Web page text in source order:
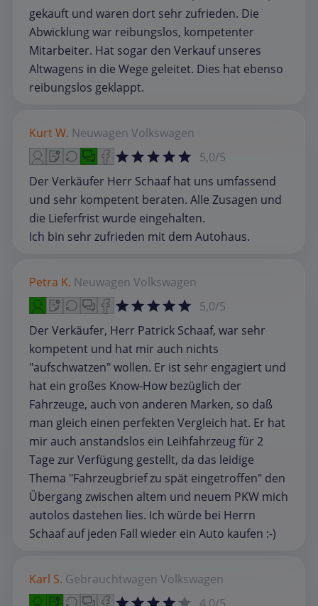
gekauft und waren dort sehr zufrieden. Die
Abwicklung war reibungslos, kompetenter
Mitarbeiter. Hat sogar den Verkauf unseres
Altwagens in die Wege geleitet. Dies hat ebenso
reibungslos geklappt.
Kurt W. Neuwagen Volkswagen
5,0/5
Der Verkäufer Herr Schaaf hat uns umfassend
und sehr kompetent beraten. Alle Zusagen und
die Lieferfrist wurde eingehalten.
Ich bin sehr zufrieden mit dem Autohaus.
Petra K. Neuwagen Volkswagen
5,0/5
Der Verkäufer, Herr Patrick Schaaf, war sehr
kompetent und hat mir auch nichts
"aufschwatzen" wollen. Er ist sehr engagiert und
hat ein großes Know-How bezüglich der
Fahrzeuge, auch von anderen Marken, so daß
man gleich einen perfekten Vergleich hat. Er hat
mir auch anstandslos ein Leihfahrzeug für 2
Tage zur Verfügung gestellt, da das leidige
Thema "Fahrzeugbrief zu spät eingetroffen" den
Übergang zwischen altem und neuem PKW mich
autolos dastehen lies. Ich würde bei Herrn
Schaaf auf jeden Fall wieder ein Auto kaufen :-)
Karl S. Gebrauchtwagen Volkswagen